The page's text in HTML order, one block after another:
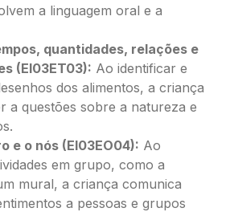
a linguagem oral e a
quantidades, relações e
(EI03ET03): Ao identificar e
dos alimentos, a criança
a questões sobre a natureza e
e o nós (EI03EO04): Ao
em grupo, como a
mural, a criança comunica
a pessoas e grupos